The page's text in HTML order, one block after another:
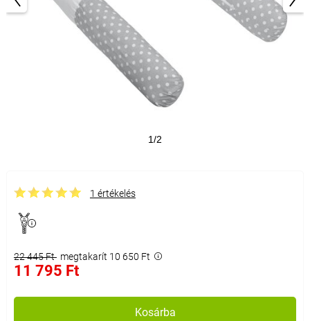
1/2
1 értékelés
22 445 Ft megtakarít 10 650 Ft
11 795 Ft
Kosárba